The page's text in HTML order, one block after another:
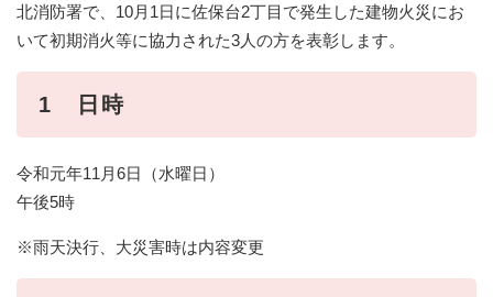
北消防署で、10月1日に佐保台2丁目で発生した建物火災にお
いて初期消火等に協力された3人の方を表彰します。
1 日時
令和元年11月6日（水曜日）
午後5時
※雨天決行、大災害時は内容変更